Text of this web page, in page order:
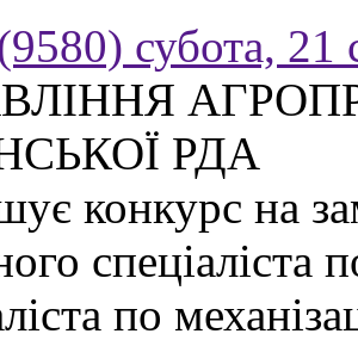
субота, 21
РДА
конкурс на
спеціаліста
по